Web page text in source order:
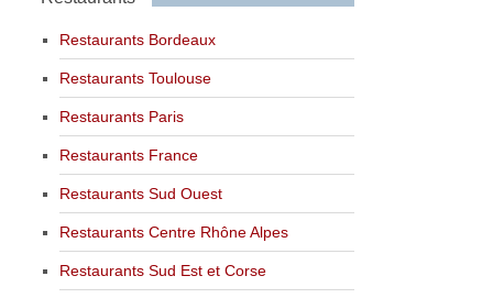
Restaurants Bordeaux
Restaurants Toulouse
Restaurants Paris
Restaurants France
Restaurants Sud Ouest
Restaurants Centre Rhône Alpes
Restaurants Sud Est et Corse